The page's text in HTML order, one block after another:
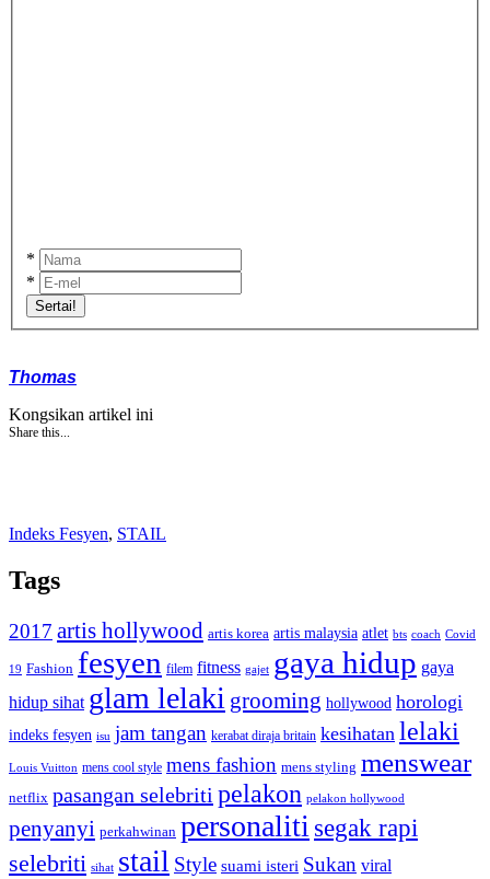
*
*
Sertai!
Thomas
Kongsikan artikel ini
Share this...
Indeks Fesyen, STAIL
Tags
2017 artis hollywood artis korea artis malaysia atlet bts coach Covid
19 Fashion fesyen filem fitness gajet gaya hidup gaya
hidup sihat glam lelaki grooming hollywood horologi
indeks fesyen isu jam tangan kerabat diraja britain kesihatan lelaki
Louis Vuitton mens cool style mens fashion mens styling menswear
netflix pasangan selebriti pelakon pelakon hollywood
penyanyi perkahwinan personaliti segak rapi
selebriti sihat stail Style suami isteri Sukan viral